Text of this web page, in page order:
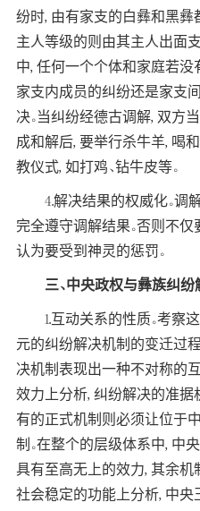
纷时, 由有家支的白彝和黑
主人等级的则由其主人出面
中, 任何一个个体和家庭若
家支内成员的纠纷还是家支
决。当纠纷经德古调解, 双方
成和解后, 要举行杀牛羊, 喝
教仪式, 如打鸡、钻牛皮等。
4.解决结果的权威化。调
完全遵守调解结果。否则不
认为要受到神灵的惩罚。
三、中央政权与彝族纠
1.互动关系的性质。考察
元的纠纷解决机制的变迁过
决机制表现出一种不对称的
效力上分析, 纠纷解决的准据
有的正式机制则必须让位于
制。在整个的层级体系中, 中
具有至高无上的效力, 其余机
社会稳定的功能上分析, 中